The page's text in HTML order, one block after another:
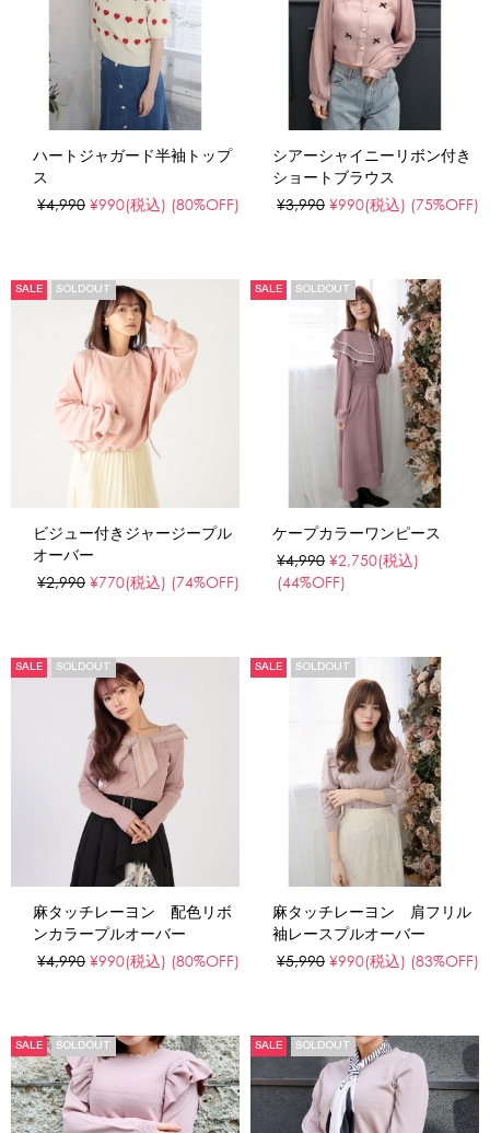
ハートジャガード半袖トップ
ス
¥4,990 ¥990(税込) (80%OFF)
シアーシャイニーリボン付き
ショートブラウス
¥3,990 ¥990(税込) (75%OFF)
SALE SOLDOUT
ビジュー付きジャージープル
オーバー
¥2,990 ¥770(税込) (74%OFF)
SALE SOLDOUT
ケープカラーワンピース
¥4,990 ¥2,750(税込)
(44%OFF)
SALE SOLDOUT
麻タッチレーヨン 配色リボ
ンカラープルオーバー
¥4,990 ¥990(税込) (80%OFF)
SALE SOLDOUT
麻タッチレーヨン 肩フリル
袖レースプルオーバー
¥5,990 ¥990(税込) (83%OFF)
SALE SOLDOUT SALE SOLDOUT